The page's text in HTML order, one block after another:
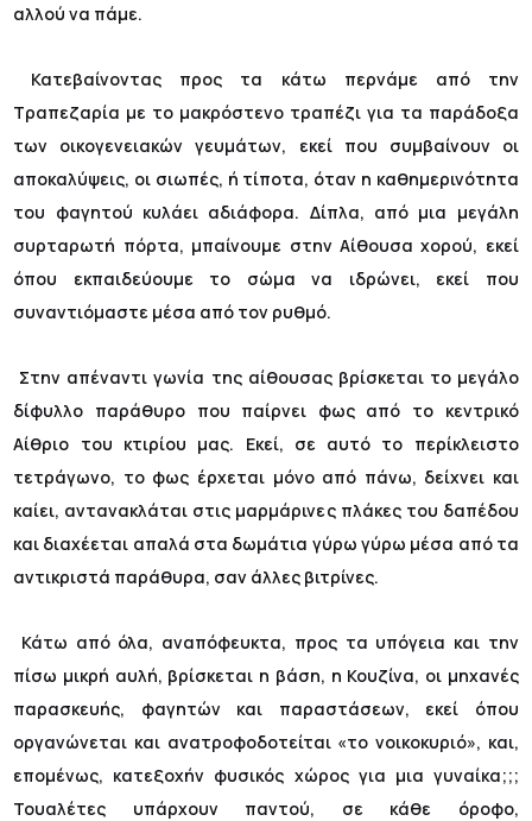
αλλού να πάμε.
Κατεβαίνοντας προς τα κάτω περνάμε από την
Τραπεζαρία με το μακρόστενο τραπέζι για τα παράδοξα
των οικογενειακών γευμάτων, εκεί που συμβαίνουν οι
αποκαλύψεις, οι σιωπές, ή τίποτα, όταν η καθημερινότητα
του φαγητού κυλάει αδιάφορα. Δίπλα, από μια μεγάλη
συρταρωτή πόρτα, μπαίνουμε στην Αίθουσα χορού, εκεί
όπου εκπαιδεύουμε το σώμα να ιδρώνει, εκεί που
συναντιόμαστε μέσα από τον ρυθμό.
Στην απέναντι γωνία της αίθουσας βρίσκεται το μεγάλο
δίφυλλο παράθυρο που παίρνει φως από το κεντρικό
Αίθριο του κτιρίου μας. Εκεί, σε αυτό το περίκλειστο
τετράγωνο, το φως έρχεται μόνο από πάνω, δείχνει και
καίει, αντανακλάται στις μαρμάρινες πλάκες του δαπέδου
και διαχέεται απαλά στα δωμάτια γύρω γύρω μέσα από τα
αντικριστά παράθυρα, σαν άλλες βιτρίνες.
Κάτω από όλα, αναπόφευκτα, προς τα υπόγεια και την
πίσω μικρή αυλή, βρίσκεται η βάση, η Κουζίνα, οι μηχανές
παρασκευής, φαγητών και παραστάσεων, εκεί όπου
οργανώνεται και ανατροφοδοτείται «το νοικοκυριό», και,
επομένως, κατεξοχήν φυσικός χώρος για μια γυναίκα;;;
Τουαλέτες υπάρχουν παντού, σε κάθε όροφο,